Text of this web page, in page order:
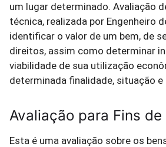
um lugar determinado. Avaliação
técnica, realizada por Engenheiro
identificar o valor de um bem, de
direitos, assim como determinar
viabilidade de sua utilização
determinada finalidade, situação e
Avaliação para Fins de
Esta é uma avaliação sobre os